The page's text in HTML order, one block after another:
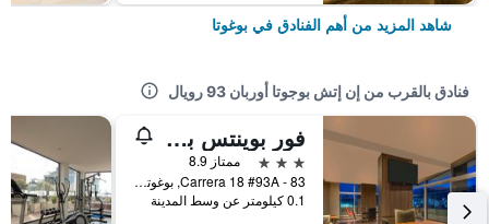
شاهد المزيد من أهم الفنادق في بوغوتا
فنادق بالقرب من إن إتش بوجوتا أوربان 93 رويال
فور بوينتس باي شيراتون بوجوتا
3 نجوم
ممتاز 8.9
Carrera 18 #93A - 83, بوغوتا, كولومبيا
0.1 كيلومتر عن وسط المدينة